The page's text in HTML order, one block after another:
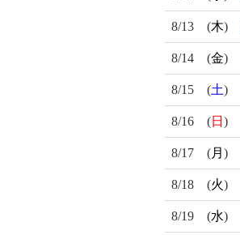
8/13 (木)
8/14 (金)
8/15 (土)
8/16 (日 )
8/17 (月 )
8/18 (火)
8/19 (水)